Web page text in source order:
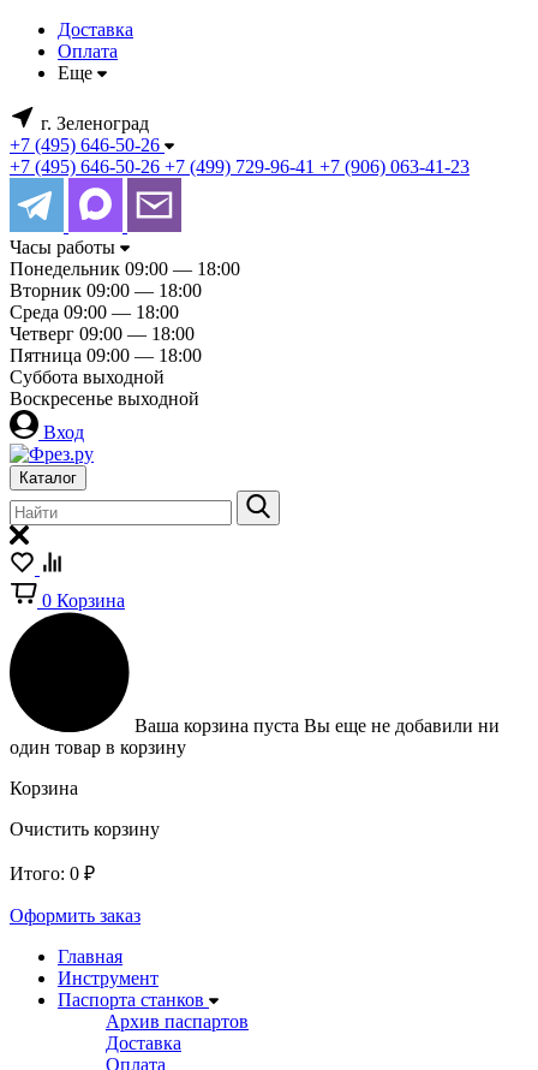
Доставка
Оплата
Еще
г. Зеленоград
+7 (495) 646-50-26
+7 (495) 646-50-26 +7 (499) 729-96-41 +7 (906) 063-41-23
Часы работы
Понедельник 09:00 — 18:00
Вторник 09:00 — 18:00
Среда 09:00 — 18:00
Четверг 09:00 — 18:00
Пятница 09:00 — 18:00
Суббота выходной
Воскресенье выходной
Вход
Каталог
0 Корзина
Ваша корзина пуста Вы еще не добавили ни
один товар в корзину
Корзина
Очистить корзину
Итого: 0 ₽
Оформить заказ
Главная
Инструмент
Паспорта станков
Архив паспартов
Доставка
Оплата